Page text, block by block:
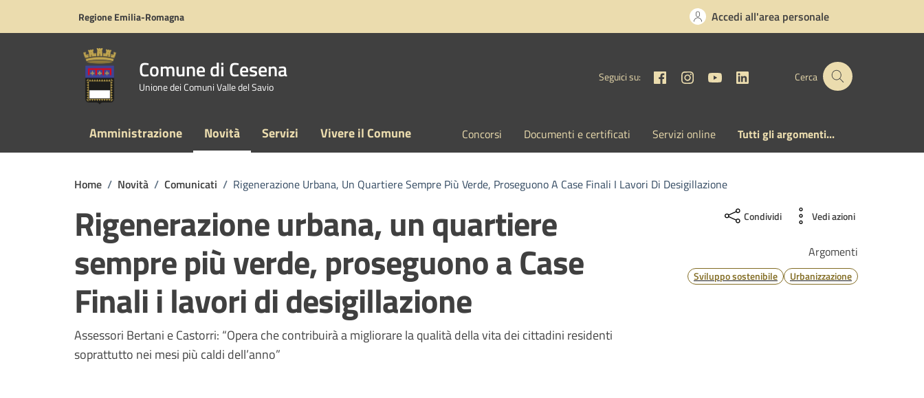
Regione Emilia-Romagna Accedi all'area personale
Comune di Cesena
Unione dei Comuni Valle del Savio
Seguici su: FacebookInstagram
YouTubeLinkedinCerca
Amministrazione Novità Servizi Vivere il Comune Concorsi Documenti e certificati Servizi online Tutti gli argomenti...
Home / Novità / Comunicati / Rigenerazione Urbana, Un Quartiere Sempre Più Verde, Proseguono A Case Finali I Lavori Di Desigillazione
Rigenerazione urbana, un quartiere
sempre più verde, proseguono a Case
Finali i lavori di desigillazione
Dettagli della notizia
Assessori Bertani e Castorri: “Opera che contribuirà a migliorare la qualità della vita dei cittadini residenti
soprattutto nei mesi più caldi dell’anno”
Condividi Vedi azioni
Argomenti
Sviluppo sostenibile Urbanizzazione